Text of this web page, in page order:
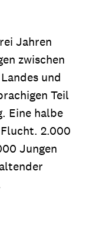
Jahren
zwischen
und
Teil
Eine halbe
2.000
Jungen